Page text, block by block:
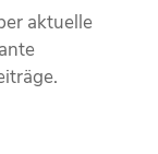
aktuelle